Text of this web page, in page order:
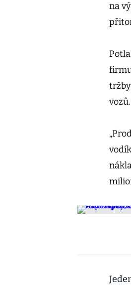
na
vozů.